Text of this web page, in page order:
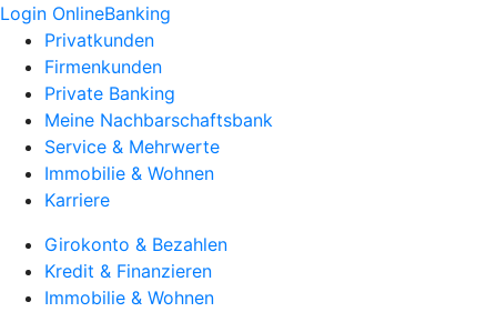
Login OnlineBanking
Privatkunden
Firmenkunden
Private Banking
Meine Nachbarschaftsbank
Service & Mehrwerte
Immobilie & Wohnen
Karriere
Girokonto & Bezahlen
Kredit & Finanzieren
Immobilie & Wohnen